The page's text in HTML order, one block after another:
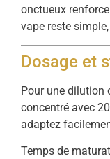
onctueux
vape reste
Dosage et
Pour une dilution
concentré avec
adaptez
Temps de